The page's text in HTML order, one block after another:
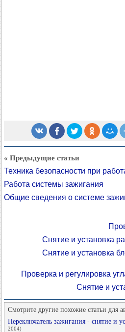
« Предыдущие статьи
Техника безопасности при
Работа системы зажигания
Общие сведения о системе
Снятие и установка
Снятие и установка
Проверка и регулировка
Снятие и
Смотрите другие похожие статьи для
Переключатель зажигания - снятие и
2004)